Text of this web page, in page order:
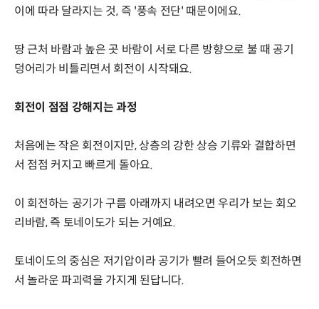
이에 따라 달라지는 것, 즉 '풍속 전단' 때문이에요.
땅 근처 바람과 높은 곳 바람이 서로 다른 방향으로 불 때 공기
덩어리가 비틀리면서 회전이 시작돼요.
회전이 점점 강해지는 과정
처음에는 작은 회전이지만, 상층의 강한 상승 기류와 결합하면
서 점점 커지고 빠르게 돌아요.
이 회전하는 공기가 구름 아래까지 내려오면 우리가 보는 회오
리바람, 즉 토네이도가 되는 거예요.
토네이도의 중심은 저기압이라 공기가 빨려 들어오듯 회전하면
서 놀라운 파괴력을 가지게 된답니다.